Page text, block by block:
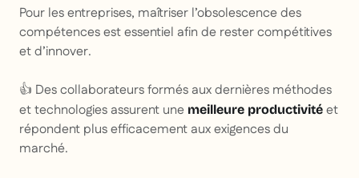
Pour les entreprises, maîtriser l’obsolescence des
compétences est essentiel afin de rester compétitives
et d’innover.
👍 Des collaborateurs formés aux dernières méthodes
et technologies assurent une meilleure productivité et
répondent plus efficacement aux exigences du
marché.